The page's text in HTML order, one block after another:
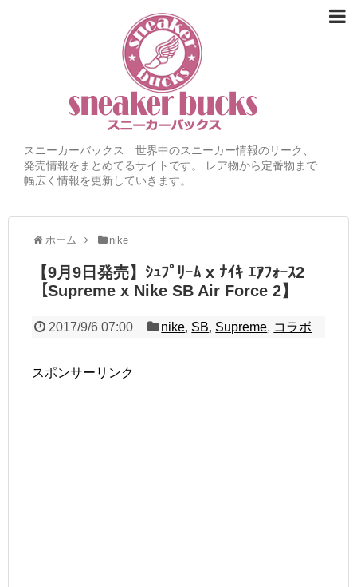
スニーカーバックス 世界中のスニーカー情報のリーク、
発売情報をまとめてるサイトです。 レア物から定番物まで
幅広く情報を更新していきます。
ホーム nike
【9月9日発売】ｼｭﾌﾟﾘｰﾑ x ﾅｲｷ ｴｱﾌｫｰｽ2
【Supreme x Nike SB Air Force 2】
2017/9/6 07:00 nike, SB, Supreme, コラボ
スポンサーリンク